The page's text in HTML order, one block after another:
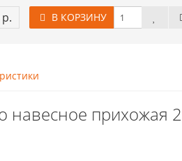
В КОРЗИНУ
навесное прихожая